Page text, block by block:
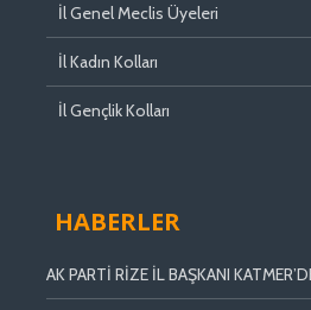
İl Genel Meclis Üyeleri
İl Kadın Kolları
İl Gençlik Kolları
HABERLER
AK PARTİ RİZE İL BAŞKANI